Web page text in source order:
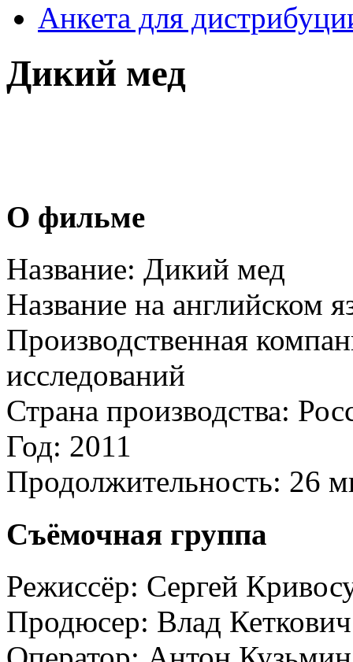
Анкета для
Дикий мед
О фильме
Название: Дикий мед
Название на английском
Производственная
исследований
Страна производства:
Год: 2011
Продолжительность: 26
Съёмочная группа
Режиссёр: Сергей
Продюсер: Влад Кеткович